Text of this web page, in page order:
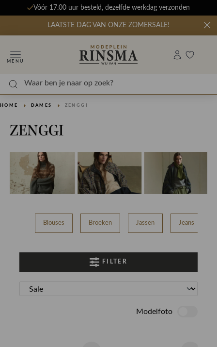
Vóór 17.00 uur besteld, dezelfde werkdag verzonden
LAATSTE DAG VAN ONZE ZOMERSALE!
MENU
HOME DAMES ZENGGI
ZENGGI
Blouses Broeken Jassen Jeans
FILTER
Modelfoto